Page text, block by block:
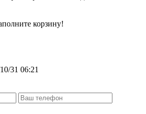
корзину!
31 06:21